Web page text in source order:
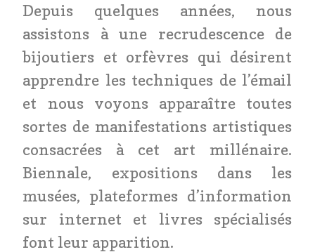
Depuis quelques années, nous
assistons à une recrudescence de
bijoutiers et orfèvres qui désirent
apprendre les techniques de l’émail
et nous voyons apparaître toutes
sortes de manifestations artistiques
consacrées à cet art millénaire.
Biennale, expositions dans les
musées, plateformes d’information
sur internet et livres spécialisés
font leur apparition.